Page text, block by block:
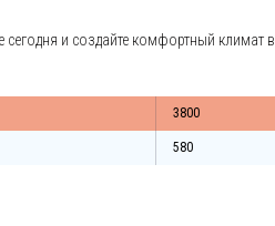
и создайте комфортный климат в
3800
580